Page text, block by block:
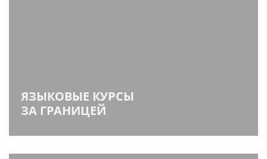
ЯЗЫКОВЫЕ КУРСЫ
ЗА ГРАНИЦЕЙ